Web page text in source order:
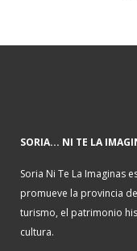
SORIA... NI TE LA
Soria Ni Te La Imaginas
promueve la provincia
turismo, el patrimonio
cultura.